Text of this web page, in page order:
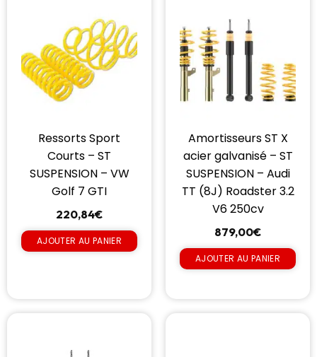
Ressorts Sport
Courts – ST
SUSPENSION – VW
Golf 7 GTI
220,84€
AJOUTER AU PANIER
Amortisseurs ST X
acier galvanisé – ST
SUSPENSION – Audi
TT (8J) Roadster 3.2
V6 250cv
879,00€
AJOUTER AU PANIER